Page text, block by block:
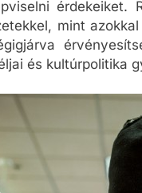
érdekeiket.
mint
és kultúrpolitika